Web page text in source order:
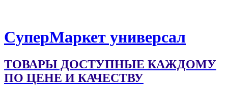
CуперМаркет универсал
ТОВАРЫ ДОСТУПНЫЕ КАЖДОМУ
ПО ЦЕНЕ И КАЧЕСТВУ